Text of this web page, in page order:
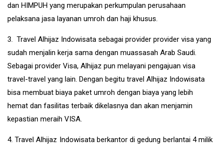
dan HIMPUH yang merupakan perkumpulan perusahaan
pelaksana jasa layanan umroh dan haji khusus.
3. Travel Alhijaz Indowisata sebagai provider provider visa yang
sudah menjalin kerja sama dengan muassasah Arab Saudi.
Sebagai provider Visa, Alhijaz pun melayani pengajuan visa
travel-travel yang lain. Dengan begitu travel Alhijaz Indowisata
bisa membuat biaya paket umroh dengan biaya yang lebih
hemat dan fasilitas terbaik dikelasnya dan akan menjamin
kepastian meraih VISA.
4. Travel Alhijaz Indowisata berkantor di gedung berlantai 4 milik